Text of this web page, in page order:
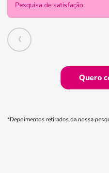
‹
Pesquisa de satisfação
Quero
*Depoimentos retirados da nossa